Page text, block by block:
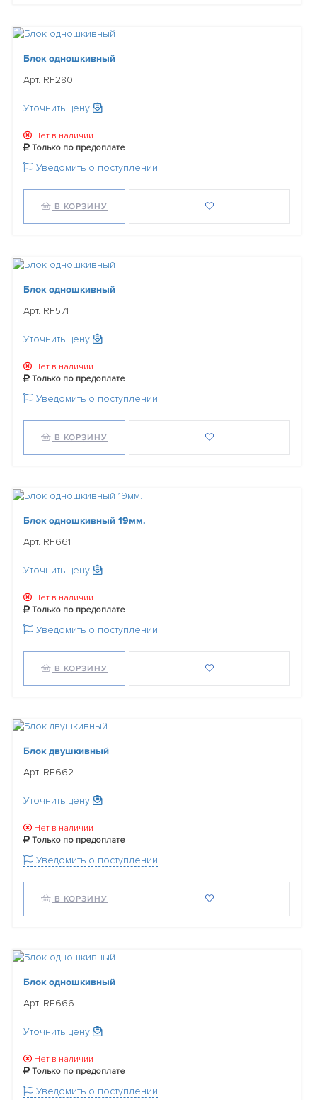
Блок одношкивный
Арт. RF280
Уточнить цену
Нет в наличии
Только по предоплате
Уведомить о поступлении
В КОРЗИНУ
Блок одношкивный
Арт. RF571
Уточнить цену
Нет в наличии
Только по предоплате
Уведомить о поступлении
В КОРЗИНУ
Блок одношкивный 19мм.
Арт. RF661
Уточнить цену
Нет в наличии
Только по предоплате
Уведомить о поступлении
В КОРЗИНУ
Блок двушкивный
Арт. RF662
Уточнить цену
Нет в наличии
Только по предоплате
Уведомить о поступлении
В КОРЗИНУ
Блок одношкивный
Арт. RF666
Уточнить цену
Нет в наличии
Только по предоплате
Уведомить о поступлении